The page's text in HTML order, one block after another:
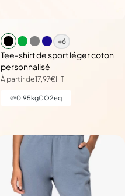
+6
Tee-shirt de sport léger coton
personnalisé
À partir de17,97€HT
🌱0.95kgCO2eq